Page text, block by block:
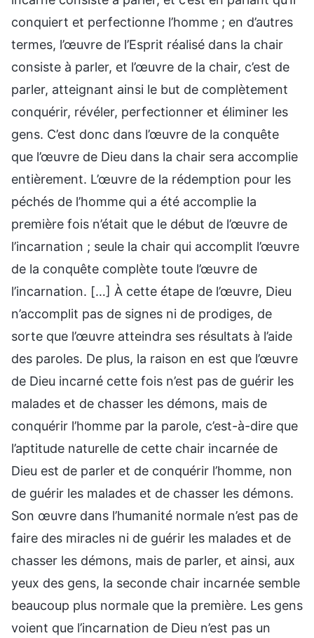
conquiert et perfectionne l’homme ; en d’autres
termes, l’œuvre de l’Esprit réalisé dans la chair
consiste à parler, et l’œuvre de la chair, c’est de
parler, atteignant ainsi le but de complètement
conquérir, révéler, perfectionner et éliminer les
gens. C’est donc dans l’œuvre de la conquête
que l’œuvre de Dieu dans la chair sera accomplie
entièrement. L’œuvre de la rédemption pour les
péchés de l’homme qui a été accomplie la
première fois n’était que le début de l’œuvre de
l’incarnation ; seule la chair qui accomplit l’œuvre
de la conquête complète toute l’œuvre de
l’incarnation. […] À cette étape de l’œuvre, Dieu
n’accomplit pas de signes ni de prodiges, de
sorte que l’œuvre atteindra ses résultats à l’aide
des paroles. De plus, la raison en est que l’œuvre
de Dieu incarné cette fois n’est pas de guérir les
malades et de chasser les démons, mais de
conquérir l’homme par la parole, c’est-à-dire que
l’aptitude naturelle de cette chair incarnée de
Dieu est de parler et de conquérir l’homme, non
de guérir les malades et de chasser les démons.
Son œuvre dans l’humanité normale n’est pas de
faire des miracles ni de guérir les malades et de
chasser les démons, mais de parler, et ainsi, aux
yeux des gens, la seconde chair incarnée semble
beaucoup plus normale que la première. Les gens
voient que l’incarnation de Dieu n’est pas un